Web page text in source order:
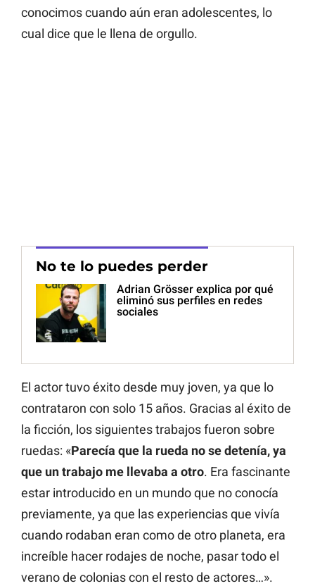
conocimos cuando aún eran adolescentes, lo
cual dice que le llena de orgullo.
No te lo puedes perder
Adrian Grösser explica por qué
eliminó sus perfiles en redes
sociales
El actor tuvo éxito desde muy joven, ya que lo
contrataron con solo 15 años. Gracias al éxito de
la ficción, los siguientes trabajos fueron sobre
ruedas: «Parecía que la rueda no se detenía, ya
que un trabajo me llevaba a otro. Era fascinante
estar introducido en un mundo que no conocía
previamente, ya que las experiencias que vivía
cuando rodaban eran como de otro planeta, era
increíble hacer rodajes de noche, pasar todo el
verano de colonias con el resto de actores…».